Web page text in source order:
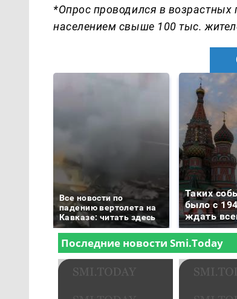
*Опрос проводился в возрастных
населением свыше 100 тыс.
Все новости по
падению вертолета на
Кавказе: читать здесь
Таких
было с
ждать